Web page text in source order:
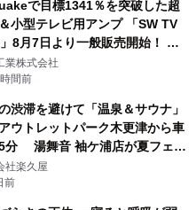
で目標1341％を突破した超
小型テレビ用アンプ 「SW TV
8月7日より一般販売開始！ ケ
1本つなぐだけ、テレビの音が
豊かに
業株式会社
間前
渋滞を避けて「温泉＆サウナ」
ウトレットパーク木更津から車
分 湯舞音 袖ケ浦店が夏フェア
ーを提供
社楽久屋
前